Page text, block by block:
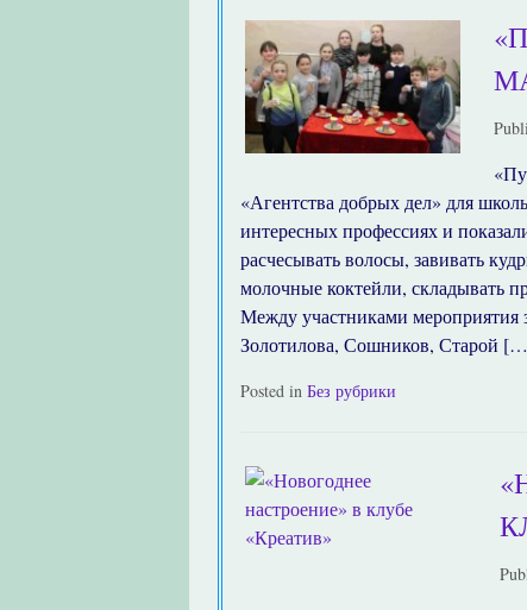
«Агентства добрых дел» для
интересных профессиях и
расчесывать волосы, завивать
молочные коктейли, складывать
Между участниками мероприятия
Золотилова, Сошников, Старой
Posted in Без рубрики